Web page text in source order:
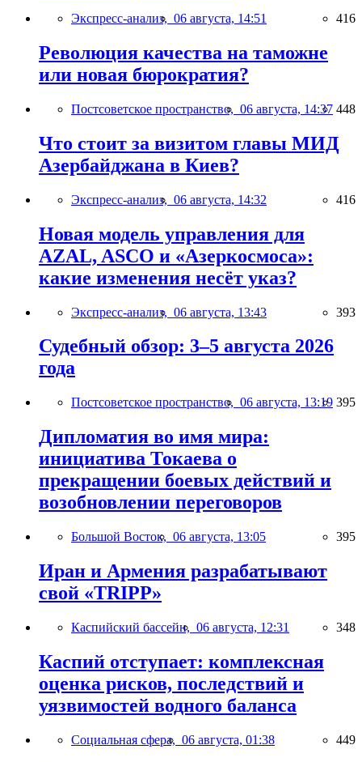
Экспресс-анализ, 06 августа, 14:51 416
Революция качества на таможне
или новая бюрократия?
Постсоветское пространство, 06 августа, 14:37 448
Что стоит за визитом главы МИД
Азербайджана в Киев?
Экспресс-анализ, 06 августа, 14:32 416
Новая модель управления для
AZAL, ASCO и «Азеркосмоса»:
какие изменения несёт указ?
Экспресс-анализ, 06 августа, 13:43 393
Судебный обзор: 3–5 августа 2026
года
Постсоветское пространство, 06 августа, 13:19 395
Дипломатия во имя мира:
инициатива Токаева о
прекращении боевых действий и
возобновлении переговоров
Большой Восток, 06 августа, 13:05 395
Иран и Армения разрабатывают
свой «TRIPP»
Каспийский бассейн, 06 августа, 12:31 348
Каспий отступает: комплексная
оценка рисков, последствий и
уязвимостей водного баланса
Социальная сфера, 06 августа, 01:38 449